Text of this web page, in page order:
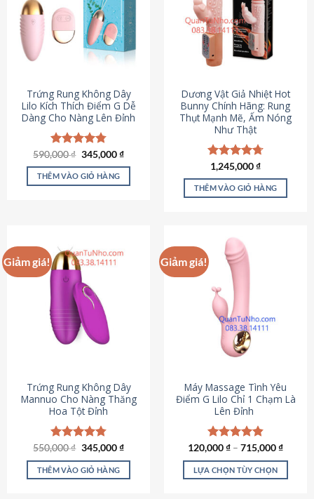
Trứng Rung Không Dây
Lilo Kích Thích Điểm G Dễ
Dàng Cho Nàng Lên Đỉnh
Được xếp
hạng4.79
5 sao
590,000₫ Giá
là:
590,000 ₫.
345,000₫Giá
tại
345,000 ₫.
THÊM VÀO GIỎ HÀNG
Dương Vật Giả Nhiệt Hot
Bunny Chính Hãng: Rung
Thụt Mạnh Mẽ, Ấm Nóng
Như Thật
Được xếp
hạng4.73
5 sao
1,245,000₫
THÊM VÀO GIỎ HÀNG
Giảm giá!
Trứng Rung Không Dây
Mannuo Cho Nàng Thăng
Hoa Tột Đỉnh
Được xếp
hạng4.81
5 sao
550,000₫ Giá
là:
550,000 ₫.
345,000₫Giá
tại
THÊM VÀO GIỎ HÀNG
Giảm giá!
Máy Massage Tình Yêu
Điểm G Lilo Chỉ 1 Chạm Là
Lên Đỉnh
Được xếp
hạng4.85
5 sao
120,000₫ – 715,000₫
LỰA CHỌN TÙY CHỌN